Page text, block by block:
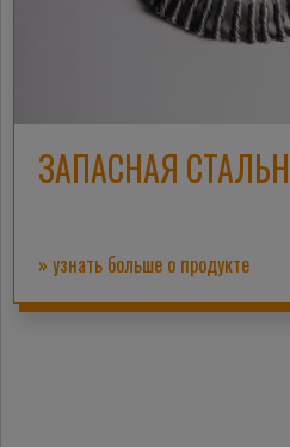
ЗАПАСНАЯ
» узнать больше о продукте